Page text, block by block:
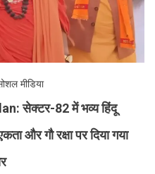
मीडिया
सेक्टर-82 में भव्य हिंदू
और गौ रक्षा पर दिया गया